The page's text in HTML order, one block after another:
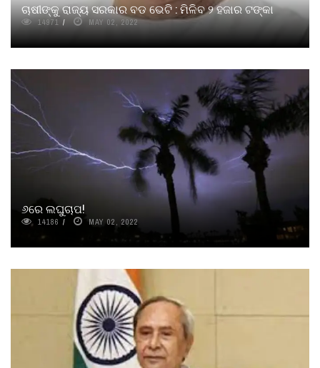
ଚାଷୀଙ୍କୁ ରାଜ୍ୟ ସରକାର ବଡ ଭେଟି : ମିଳିବ ୨ ହଜାର ଟଙ୍କା
14971 MAY 02, 2022
୬ରେ ଲଘୁଚାପ!
14186 MAY 02, 2022